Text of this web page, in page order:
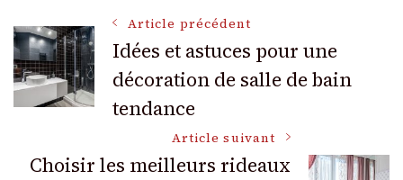
Navigation
des
articles
Article précédent
Idées et astuces pour une
décoration de salle de bain
tendance
Article suivant
Choisir les meilleurs rideaux